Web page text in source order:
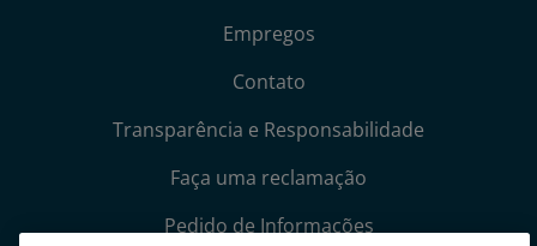
Empregos
Contato
Transparência e Responsabilidade
Faça uma reclamação
Pedido de Informações